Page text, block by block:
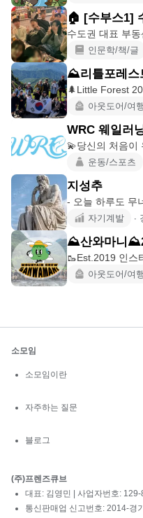
🏠 [수부스1]
수도권 대표 부
성/성남) 상시 활동
인문학/책/글
⛰️리틀포레스
🌲Little Forest
아웃도어/여행
WRC 웨일러
💫당신의 처음이 우리의 시
류 속에서 자신
운동/스포츠
지성추
- 오늘 하루도 무
전히 집중하는
자기계발 ∙
⛰️산와마니
🥾Est.2019 인스
유튜브아웃도어/여행
소모임
소모임이란
자주하는 질문
블로그
(주)프렌즈큐브
대표: 김영민 | 사업자번호:
통신판매업 신고번호: 2014-경